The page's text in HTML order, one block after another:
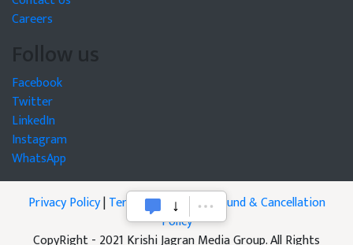
Careers
Follow us
Facebook
Twitter
LinkedIn
Instagram
WhatsApp
Privacy Policy|Terms of Service|Refund & Cancellation
Policy
CopyRight - 2021 Krishi Jagran Media Group. All Rights